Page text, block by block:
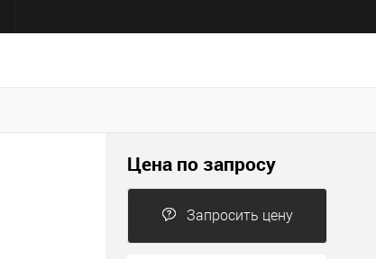
Цена по запросу
Запросить цену